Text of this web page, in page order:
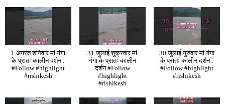
1 अगस्त शनिवार मां गंगा
के प्रातः कालीन दर्शन .
#Follow #highlight
#rishikesh
31 जुलाई शुक्रवार मां
गंगा के प्रातः कालीन
दर्शन #Follow
#highlight
#rishikesh
30 जुलाई गुरुवार मां गंगा
के प्रातः कालीन दर्शन .
#Follow #highlight
#rishikesh